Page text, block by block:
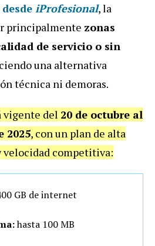
iProfesional, la
principalmente zonas
de servicio o sin
una alternativa
técnica ni demoras.
vigente del 20 de octubre al
2025, con un plan de alta
velocidad competitiva:
GB de internet
hasta 100 MB